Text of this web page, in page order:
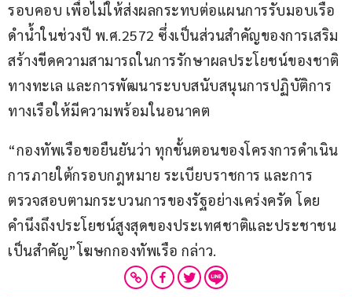
รอบคอบ เพื่อไม่ให้ส่งผลกระทบต่อแผนการรับมอบเรือ
ดำน้ำในช่วงปี พ.ศ.2572 ซึ่งเป็นส่วนสำคัญของการเสริม
สร้างขีดความสามารถในการรักษาผลประโยชน์ของชาติ
ทางทะเล และการพัฒนาระบบสนับสนุนการปฏิบัติการ
ทางเรือให้มีความพร้อมในอนาคต
“กองทัพเรือขอยืนยันว่า ทุกขั้นตอนของโครงการดำเนิน
การภายใต้กรอบกฎหมาย ระเบียบราชการ และการ
ตรวจสอบตามกระบวนการของรัฐอย่างเคร่งครัด โดย
คำนึงถึงประโยชน์สูงสุดของประเทศชาติและประชาชน
เป็นสำคัญ”โฆษกกองทัพเรือ กล่าว.